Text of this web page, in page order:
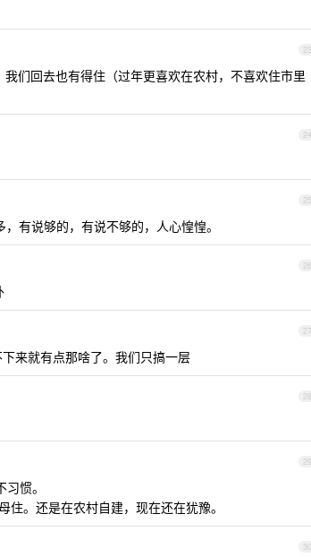
23
们回去也有得住（过年更喜欢在农村，不喜欢住市里
24
25
有说够的，有说不够的，人心惶惶。
26
27
来就有点那啥了。我们只搞一层
28
29
惯。
。还是在农村自建，现在还在犹豫。
30